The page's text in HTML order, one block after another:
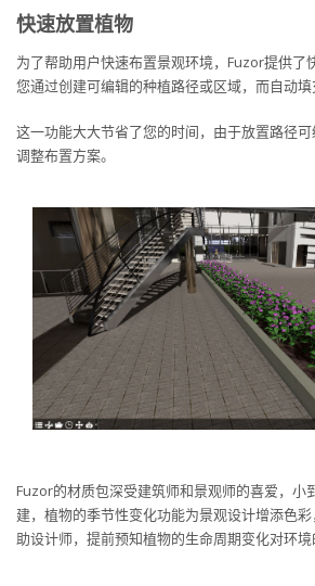
快速放置植物
为了帮助用户快速布置景观环境，Fuzor提供了
您通过创建可编辑的种植路径或区域，而自动填
这一功能大大节省了您的时间，由于放置路径
调整布置方案。
Fuzor的材质包深受建筑师和景观师的喜爱，小
建，植物的季节性变化功能为景观设计增添色
助设计师，提前预知植物的生命周期变化对环境